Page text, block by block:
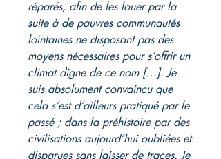
réparés, afin de les louer par la
suite à de pauvres communautés
lointaines ne disposant pas des
moyens nécessaires pour s’offrir un
climat digne de ce nom […]. Je
suis absolument convaincu que
cela s’est d’ailleurs pratiqué par le
passé ; dans la préhistoire par des
civilisations aujourd’hui oubliées et
disparues sans laisser de traces. Je